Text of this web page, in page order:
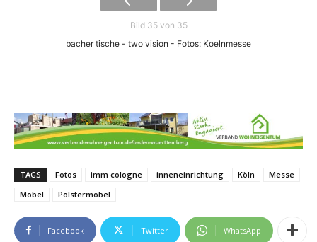
Bild 35 von 35
bacher tische - two vision - Fotos: Koelnmesse
TAGS Fotos imm cologne inneneinrichtung Köln
Messe
Möbel
Polstermöbel
Facebook Twitter WhatsApp